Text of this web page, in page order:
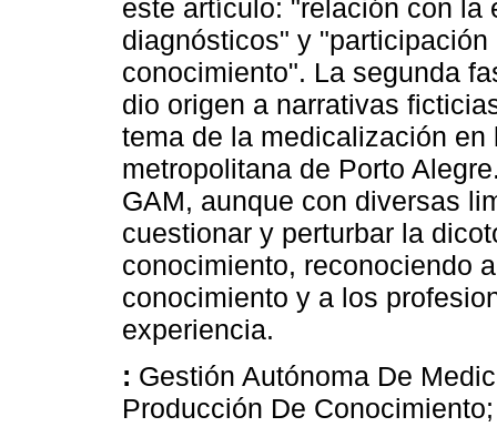
este artículo: "relación con la
diagnósticos" y
conocimiento". La segunda
dio origen a narrativas
tema de la medicalización
metropolitana de Porto
GAM, aunque con diversas
cuestionar y perturbar la
conocimiento, reconociendo
conocimiento y a los
experiencia.
: Gestión Autónoma De
Producción De